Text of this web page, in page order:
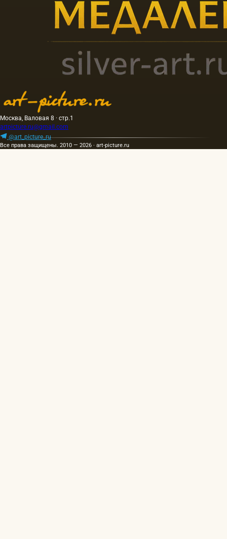
Москва, Валовая 8 · стр.1
artpicture.ru@gmail.com
@art_picture_ru
Все права защищены. 2010 — 2026 · art-picture.ru